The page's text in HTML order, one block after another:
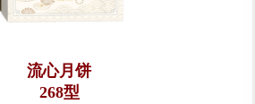
流心月饼
268型